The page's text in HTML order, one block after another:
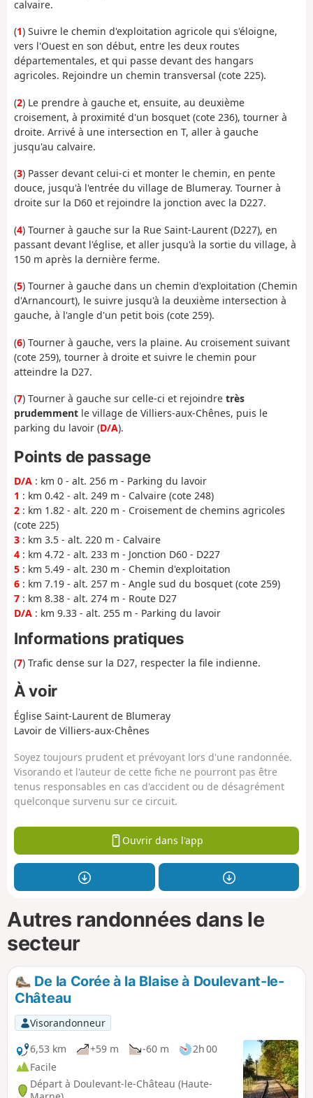
calvaire.
(1) Suivre le chemin d'exploitation agricole qui s'éloigne,
vers l'Ouest en son début, entre les deux routes
départementales, et qui passe devant des hangars
agricoles. Rejoindre un chemin transversal (cote 225).
(2) Le prendre à gauche et, ensuite, au deuxième
croisement, à proximité d'un bosquet (cote 236), tourner à
droite. Arrivé à une intersection en T, aller à gauche
jusqu'au calvaire.
(3) Passer devant celui-ci et monter le chemin, en pente
douce, jusqu'à l'entrée du village de Blumeray. Tourner à
droite sur la D60 et rejoindre la jonction avec la D227.
(4) Tourner à gauche sur la Rue Saint-Laurent (D227), en
passant devant l'église, et aller jusqu'à la sortie du village, à
150 m après la dernière ferme.
(5) Tourner à gauche dans un chemin d'exploitation (Chemin
d'Arnancourt), le suivre jusqu'à la deuxième intersection à
gauche, à l'angle d'un petit bois (cote 259).
(6) Tourner à gauche, vers la plaine. Au croisement suivant
(cote 259), tourner à droite et suivre le chemin pour
atteindre la D27.
(7) Tourner à gauche sur celle-ci et rejoindre très
prudemment le village de Villiers-aux-Chênes, puis le
parking du lavoir (D/A).
Points de passage
D/A : km 0 - alt. 256 m - Parking du lavoir
1 : km 0.42 - alt. 249 m - Calvaire (cote 248)
2 : km 1.82 - alt. 220 m - Croisement de chemins agricoles
(cote 225)
3 : km 3.5 - alt. 220 m - Calvaire
4 : km 4.72 - alt. 233 m - Jonction D60 - D227
5 : km 5.49 - alt. 230 m - Chemin d'exploitation
6 : km 7.19 - alt. 257 m - Angle sud du bosquet (cote 259)
7 : km 8.38 - alt. 274 m - Route D27
D/A : km 9.33 - alt. 255 m - Parking du lavoir
Informations pratiques
(7) Trafic dense sur la D27, respecter la file indienne.
À voir
Église Saint-Laurent de Blumeray
Lavoir de Villiers-aux-Chênes
Soyez toujours prudent et prévoyant lors d'une randonnée.
Visorando et l'auteur de cette fiche ne pourront pas être
tenus responsables en cas d'accident ou de désagrément
quelconque survenu sur ce circuit.
Ouvrir dans l'app
Autres randonnées dans le
secteur
De la Corée à la Blaise à Doulevant-le-
Château
Visorandonneur
6,53 km
+59 m -60 m
2h 00
Facile
Départ à Doulevant-le-Château (Haute-